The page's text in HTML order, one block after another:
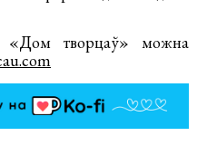
«Дом творцаў» можна